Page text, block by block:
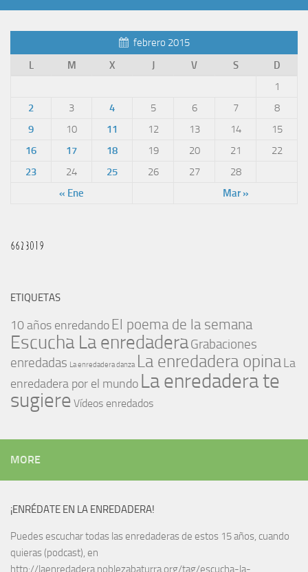
febrero 2015
L
M X J V S D
« Ene Mar »
1
2
3 4 5 6 7
8
9
10 11 12 13 14
15
16
17 18 19 20 21
22
23
24 25 26 27 28
ETIQUETAS
10 años enredando El poema de la semana
Escucha La enredaderaGrabaciones
enredadas La enredadera danza La enredadera opina La
enredadera por el mundo La enredadera te
sugiere Vídeos enredados
MORE
¡ENRÉDATE EN LA ENREDADERA!
Puedes escuchar todas las enredaderas de estos 15 años, cuando
quieras (podcast), en
http://laenredadera.noblezabaturra.org/tag/escucha-la-